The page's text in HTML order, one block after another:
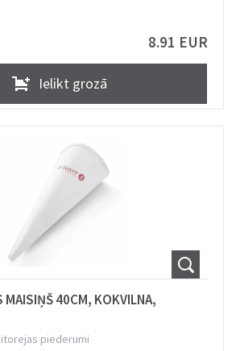
8.91 EUR
Ielikt grozā
MAISIŅŠ 40CM, KOKVILNA,
piederumi